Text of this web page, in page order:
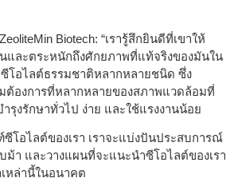
Biotech: “เรารู้สึกยินดีที่เขาให้
นและตระหนักถึงศักยภาพที่แท้จริงของมันใน
ซีโอไลต์ธรรมชาติหลากหลายชนิด ซึ่ง
ต้องการที่หลากหลายของสภาพแวดล้อมที่
รุงรักษาทั่วไป ง่าย และใช้แรงงานน้อย
อไลต์ของเรา เราจะแบ่งปันประสบการณ์
ม้า และวางแผนที่จะแนะนำซีโอไลต์ของเรา
หล่านี้ในอนาคต